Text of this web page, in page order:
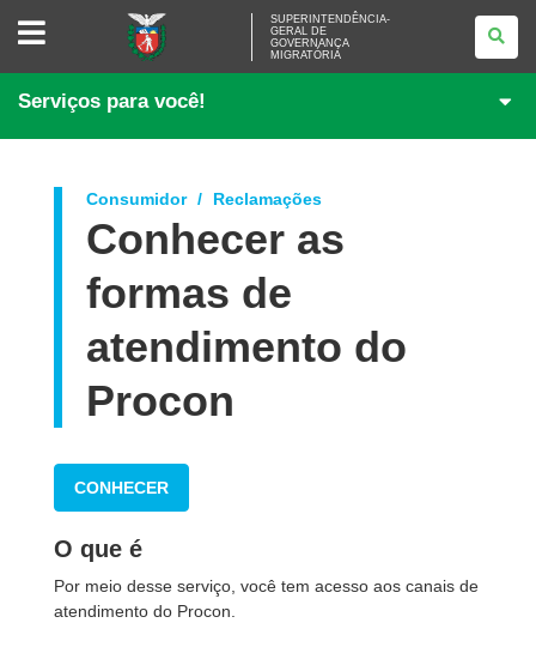
SUPERINTENDÊNCIA-
GOVERNANÇA
SUPERINTENDÊNCIA-
GERAL DE
GOVERNANÇA
MIGRATÓRIA
Serviços para você!
Consumidor Reclamações
Conhecer as
formas de
atendimento do
Procon
CONHECER
O que é
Por meio desse serviço, você tem acesso aos canais de
atendimento do Procon.